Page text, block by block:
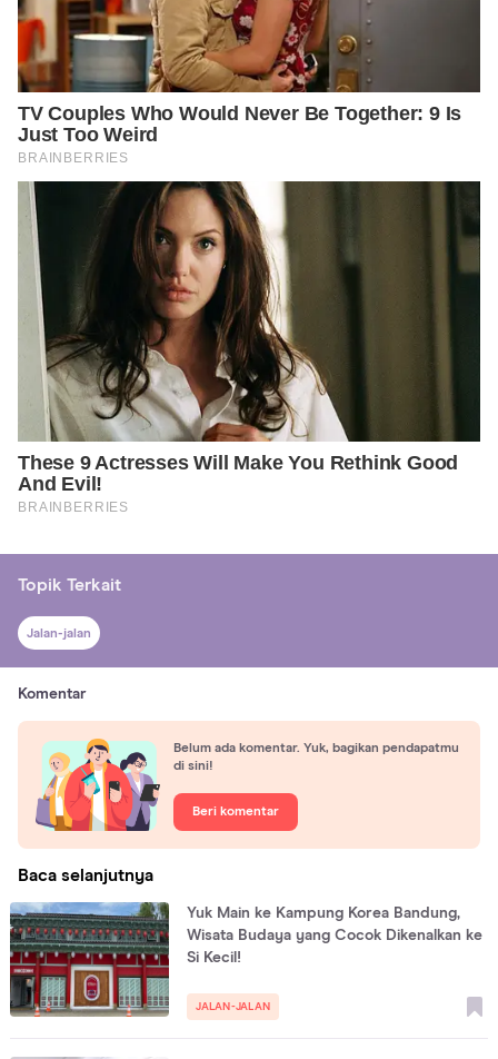
Topik Terkait
Jalan-jalan
Komentar
Belum ada komentar. Yuk, bagikan pendapatmu
di sini!
Beri komentar
Baca selanjutnya
Yuk Main ke Kampung Korea Bandung,
Wisata Budaya yang Cocok Dikenalkan ke
Si Kecil!
JALAN-JALAN